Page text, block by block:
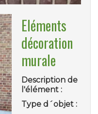
Eléments
décoration
murale
Description de
l'élément :
Type d´objet :